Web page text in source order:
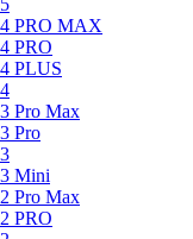
PRO MAX
PRO
PLUS
Pro Max
Pro
Mini
Pro Max
PRO